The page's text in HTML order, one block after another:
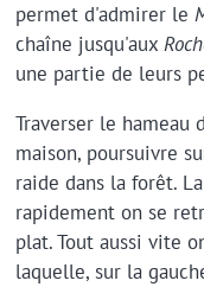
permet d'admirer le
chaîne jusqu'aux
une partie de leurs
Traverser le hameau
maison, poursuivre
raide dans la forêt.
rapidement on se
plat. Tout aussi vite
laquelle, sur la